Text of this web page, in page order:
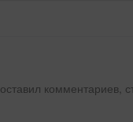
комментариев,